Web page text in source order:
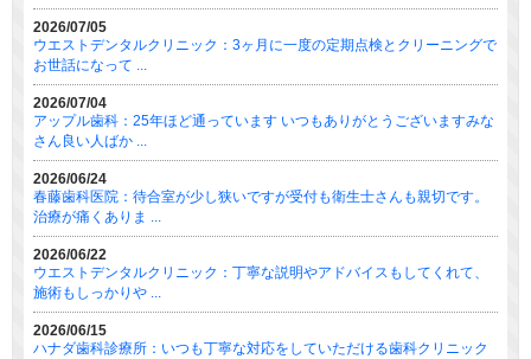
2026/07/05
ウエストデンタルクリニック：3ヶ月に一度の定期点検とクリーニングで
お世話になって ...
2026/07/04
アップル歯科：25年ほど通っています いつもありがとうございますみな
さん良い人ばか ...
2026/06/24
春藤歯科医院：待合室が少し狭いですが受付も衛生士さんも親切です。
治療が痛くありま ...
2026/06/22
ウエストデンタルクリニック：丁寧な説明やアドバイスもしてくれて、
施術もしっかりや ...
2026/06/15
ハナダ歯科診療所：いつも丁寧な対応をしていただける歯科クリニック